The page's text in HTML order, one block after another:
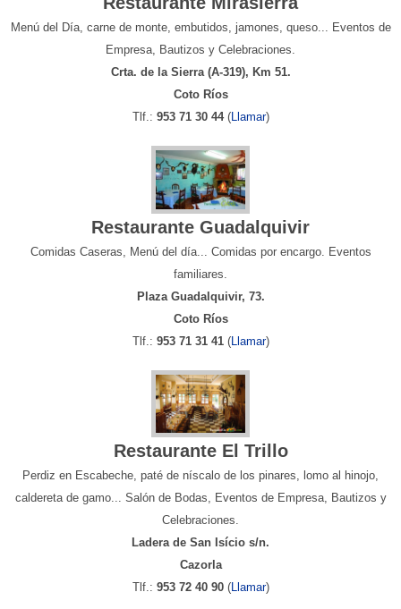
Menú del Día, carne de monte, embutidos, jamones, queso... Eventos de
Empresa, Bautizos y Celebraciones.
Crta. de la Sierra (A-319), Km 51.
Coto Ríos
Tlf.: 953 71 30 44(Llamar)
Restaurante Guadalquivir
Comidas Caseras, Menú del día... Comidas por encargo. Eventos
familiares.
Plaza Guadalquivir, 73.
Coto Ríos
Tlf.: 953 71 31 41(Llamar)
Restaurante El Trillo
Perdiz en Escabeche, paté de níscalo de los pinares, lomo al hinojo,
caldereta de gamo... Salón de Bodas, Eventos de Empresa, Bautizos y
Celebraciones.
Ladera de San Isício s/n.
Cazorla
Tlf.: 953 72 40 90(Llamar)